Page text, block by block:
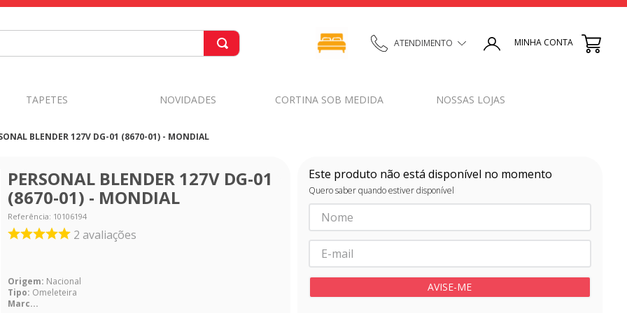
ATENDIMENTO MINHA CONTA
TAPETES NOVIDADES CORTINA SOB MEDIDA NOSSAS LOJAS
BLENDER 127V DG-01 (8670-01) - MONDIAL
PERSONAL BLENDER 127V DG-01
(8670-01) - MONDIAL
Referência: 10106194
2 avaliações
Origem: Nacional
Tipo: Omeleteira
Marc...
Este produto não está disponível no momento
Quero saber quando estiver disponível